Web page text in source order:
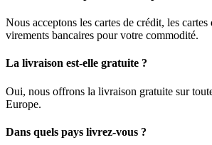
Nous acceptons les cartes de crédit, les cartes
virements bancaires pour votre commodité.
La livraison est-elle gratuite ?
Oui, nous offrons la livraison gratuite sur
Europe.
Dans quels pays livrez-vous ?